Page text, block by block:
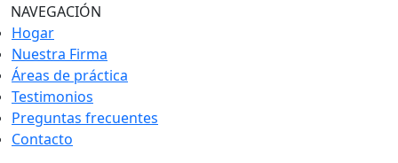
NAVEGACIÓN
Hogar
Nuestra Firma
Áreas de práctica
Testimonios
Preguntas frecuentes
Contacto